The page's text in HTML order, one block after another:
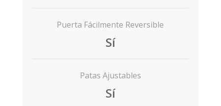
Puerta Fácilmente Reversible
Sí
Patas Ajustables
Sí